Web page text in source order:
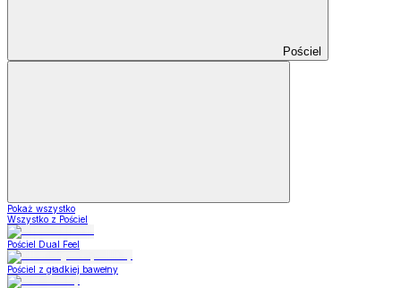
Pościel
Pokaż wszystko
Wszystko z Pościel
Pościel Dual Feel
Pościel z gładkiej bawełny